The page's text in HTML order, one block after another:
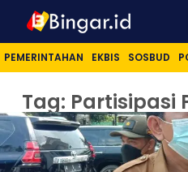
PEMERINTAHAN EKBIS SOSBUD
Tag: Partisipasi